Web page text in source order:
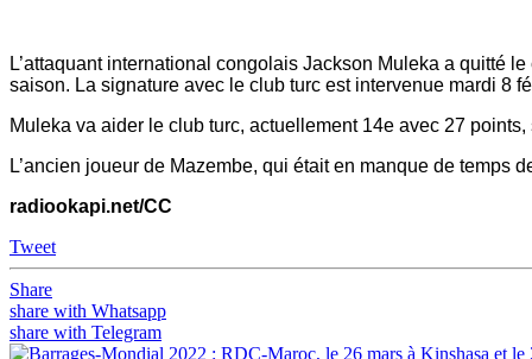
L’attaquant international congolais Jackson Muleka a quitté
saison. La signature avec le club turc est intervenue mardi 8
Muleka va aider le club turc, actuellement 14e avec 27
L’ancien joueur de Mazembe, qui était en manque de
radiookapi.net/CC
Tweet
Share
share with Whatsapp
share with Telegram